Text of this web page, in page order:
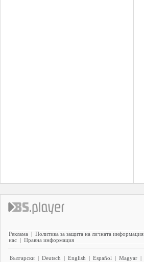
Реклама | Политика за защита на личната информация
нас | Правна информация
Български | Deutsch | English | Español | Magyar |